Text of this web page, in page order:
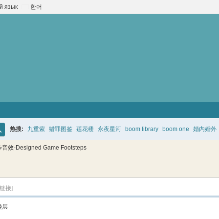
язык 한어
热搜: 九重紫 猎罪图鉴 莲花楼 永夜星河 boom library boom one 婚内婚外
音效-Designed Game Footsteps
接]
层